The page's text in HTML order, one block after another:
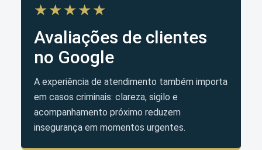
★★★★★
Avaliações de clientes
no Google
A experiência de atendimento também importa
em casos criminais: clareza, sigilo e
acompanhamento próximo reduzem
insegurança em momentos urgentes.